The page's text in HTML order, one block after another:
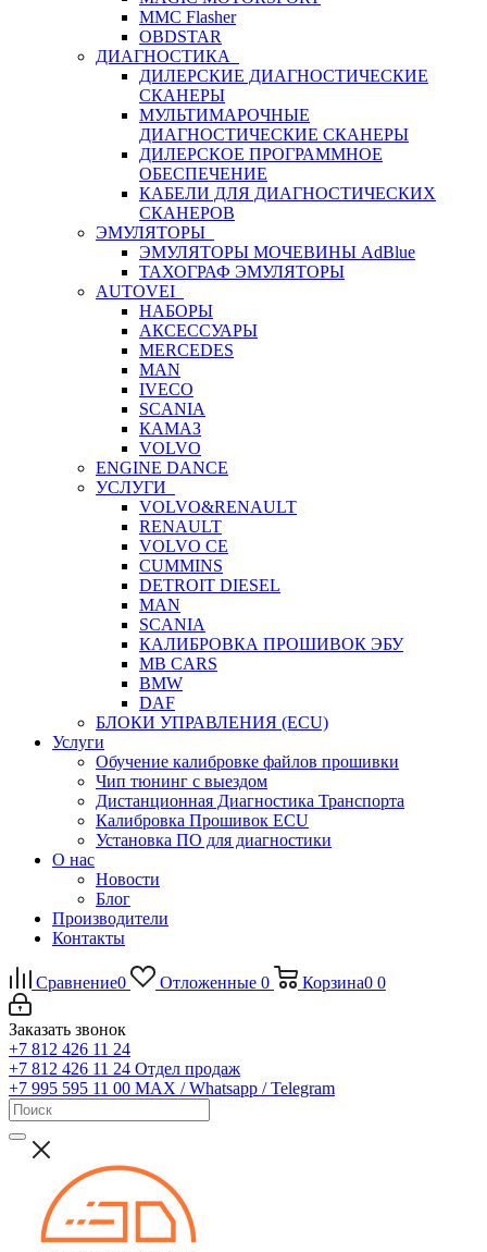
MMC Flasher
OBDSTAR
ДИАГНОСТИКА
ДИЛЕРСКИЕ ДИАГНОСТИЧЕСКИЕ
СКАНЕРЫ
МУЛЬТИМАРОЧНЫЕ
ДИАГНОСТИЧЕСКИЕ СКАНЕРЫ
ДИЛЕРСКОЕ ПРОГРАММНОЕ
ОБЕСПЕЧЕНИЕ
КАБЕЛИ ДЛЯ ДИАГНОСТИЧЕСКИХ
СКАНЕРОВ
ЭМУЛЯТОРЫ
ЭМУЛЯТОРЫ МОЧЕВИНЫ АdBlue
ТАХОГРАФ ЭМУЛЯТОРЫ
AUTOVEI
НАБОРЫ
АКСЕССУАРЫ
MERCEDES
MAN
IVECO
SCANIA
КАМАЗ
VOLVO
ENGINE DANCE
УСЛУГИ
VOLVO&RENAULT
RENAULT
VOLVO CE
CUMMINS
DETROIT DIESEL
MAN
SCANIA
КАЛИБРОВКА ПРОШИВОК ЭБУ
MB CARS
BMW
DAF
БЛОКИ УПРАВЛЕНИЯ (ECU)
Услуги
Обучение калибровке файлов прошивки
Чип тюнинг с выездом
Дистанционная Диагностика Транспорта
Калибровка Прошивок ECU
Установка ПО для диагностики
О нас
Новости
Блог
Производители
Контакты
Сравнение0 Отложенные 0 Корзина0 0
Заказать звонок
+7 812 426 11 24
+7 812 426 11 24 Отдел продаж
+7 995 595 11 00 MAX / Whatsapp / Telegram